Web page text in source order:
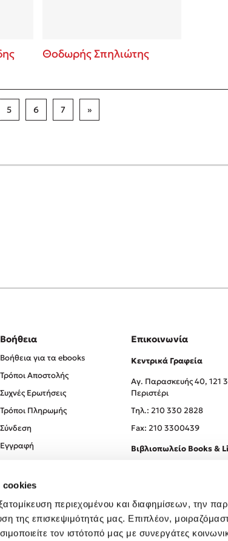
cookies
περιεχομένου και διαφημίσεων, την
της επισκεψιμότητάς μας. Επιπλέον,
τον ιστότοπό μας με συνεργάτες
Θοδωρής Σπηλιώτης
5 6 7 »
Βοήθεια
Βοήθεια για τα ebooks
Τρόποι Αποστολής
Συχνές Ερωτήσεις
Τρόποι Πληρωμής
Σύνδεση
Εγγραφή
Επικοινωνία
Κεντρικά Γραφεία
Αγ. Παρασκευής 40, 121
Περιστέρι
Tηλ.: 210 330 2828
Fax: 210 3300439
Βιβλιοπωλείο Books &